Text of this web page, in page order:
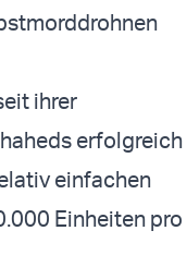
ihrer
erfolgreich
einfachen
Einheiten pro